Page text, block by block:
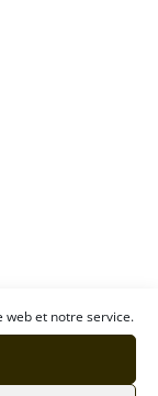
web et notre service.